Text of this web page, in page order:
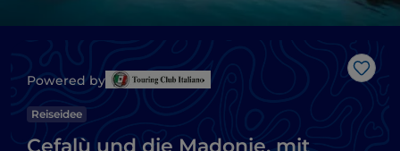
Like
Powered by
Reiseidee